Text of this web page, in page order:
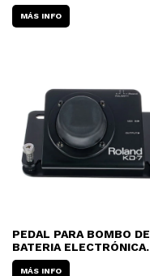
MÁS INFO
PEDAL PARA BOMBO DE
BATERIA ELECTRÓNICA
ROLAND KD-7 KICK-PAD
MÁS INFO